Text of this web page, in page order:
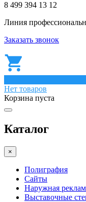
8 499 394 13 12
Линия
Заказать звонок
Нет товаров
Корзина пуста
Каталог
×
Полиграфия
Сайты
Наружная
Выставочные